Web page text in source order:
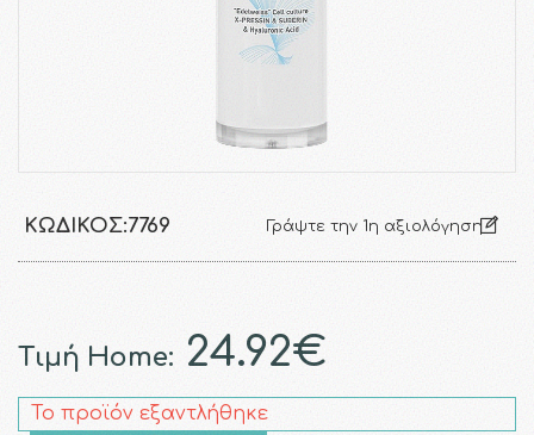
ΚΩΔΙΚΌΣ:7769 Γράψτε την 1η αξιολόγηση
Τιμή Home: 24.92€
Το προϊόν εξαντλήθηκε